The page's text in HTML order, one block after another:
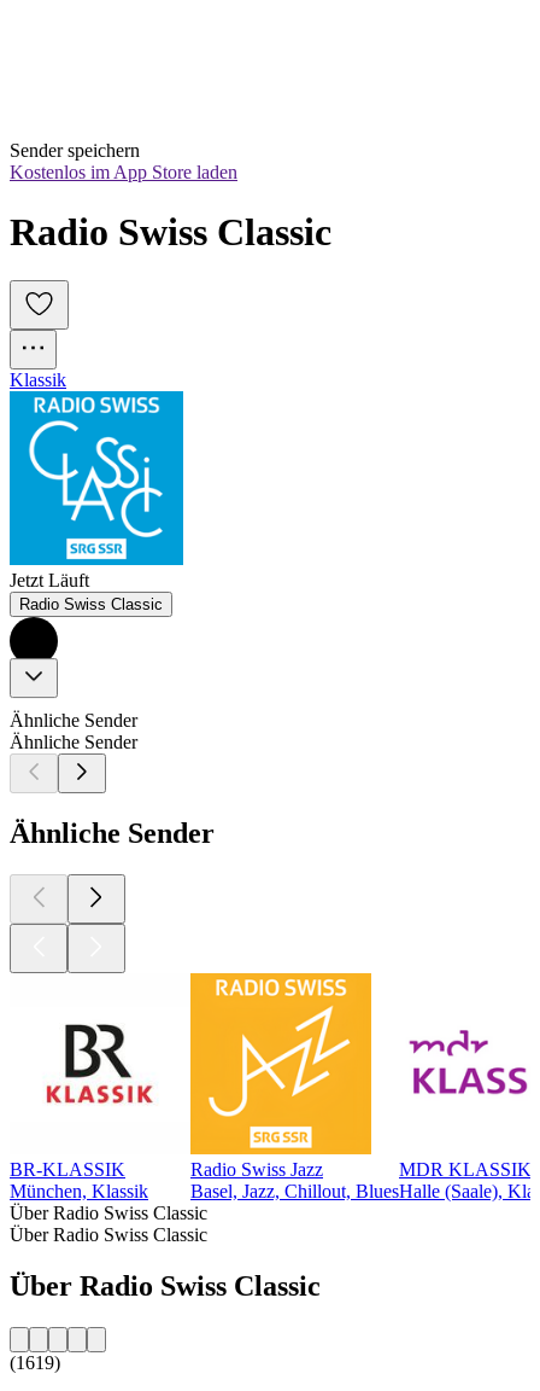
Sender speichern
Kostenlos im App Store laden
Radio Swiss Classic
Klassik
Jetzt Läuft
Radio Swiss Classic
Ähnliche Sender
Ähnliche Sender
Ähnliche Sender
BR-KLASSIK
München, Klassik
Radio Swiss Jazz
Basel, Jazz, Chillout, Blues
MDR KLASSIK
Halle (Saale),
Über Radio Swiss Classic
Über Radio Swiss Classic
Über Radio Swiss Classic
(1619)